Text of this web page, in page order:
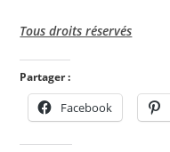
Tous droits réservés
Partager :
Facebook